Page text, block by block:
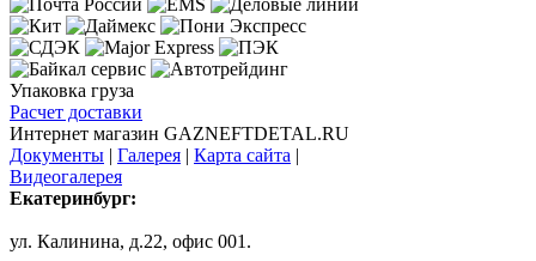
Упаковка груза
Расчет доставки
Интернет магазин GAZNEFTDETAL.RU
Документы | Галерея | Карта сайта |
Видеогалерея
Екатеринбург:
ул. Калинина, д.22, офис 001.